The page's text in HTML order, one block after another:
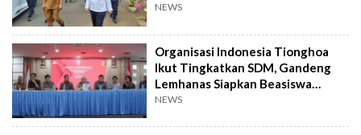
NEWS
Organisasi Indonesia Tionghoa
Ikut Tingkatkan SDM, Gandeng
Lemhanas Siapkan Beasiswa
Hingga S3
NEWS